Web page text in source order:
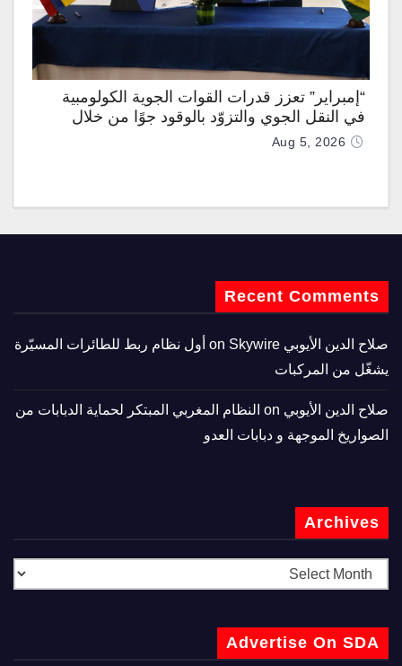
“إمبراير” تعزز قدرات القوات الجوية الكولومبية
في النقل الجوي والتزوّد بالوقود جوًا من خلال
تزويدها بطائرتي “كيه سي-390 ميلينيوم”
Aug 5, 2026
Recent Comments
صلاح الدين الأيوبي
Skywire أول نظام ربط للطائرات المسيّرة
يشغّل من المركبات
صلاح الدين الأيوبي
النظام المغربي المبتكر لحماية الدبابات من
الصواريخ الموجهة و دبابات العدو
Archives
Advertise On SDA